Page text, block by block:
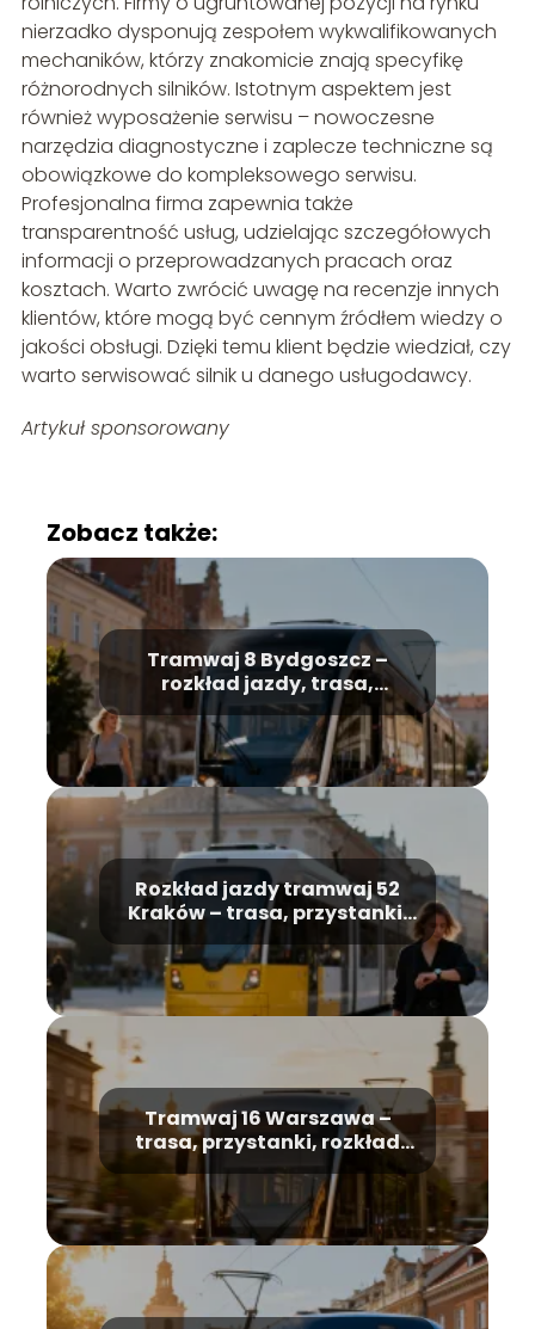
nierzadko dysponują zespołem wykwalifikowanych
mechaników, którzy znakomicie znają specyfikę
różnorodnych silników. Istotnym aspektem jest
również wyposażenie serwisu – nowoczesne
narzędzia diagnostyczne i zaplecze techniczne są
obowiązkowe do kompleksowego serwisu.
Profesjonalna firma zapewnia także
transparentność usług, udzielając szczegółowych
informacji o przeprowadzanych pracach oraz
kosztach. Warto zwrócić uwagę na recenzje innych
klientów, które mogą być cennym źródłem wiedzy o
jakości obsługi. Dzięki temu klient będzie wiedział, czy
warto serwisować silnik u danego usługodawcy.
Artykuł sponsorowany
Zobacz także:
Tramwaj 8 Bydgoszcz –
rozkład jazdy, trasa,
przystanki
Rozkład jazdy tramwaj 52
Kraków – trasa, przystanki,
godziny
Tramwaj 16 Warszawa –
trasa, przystanki, rozkład